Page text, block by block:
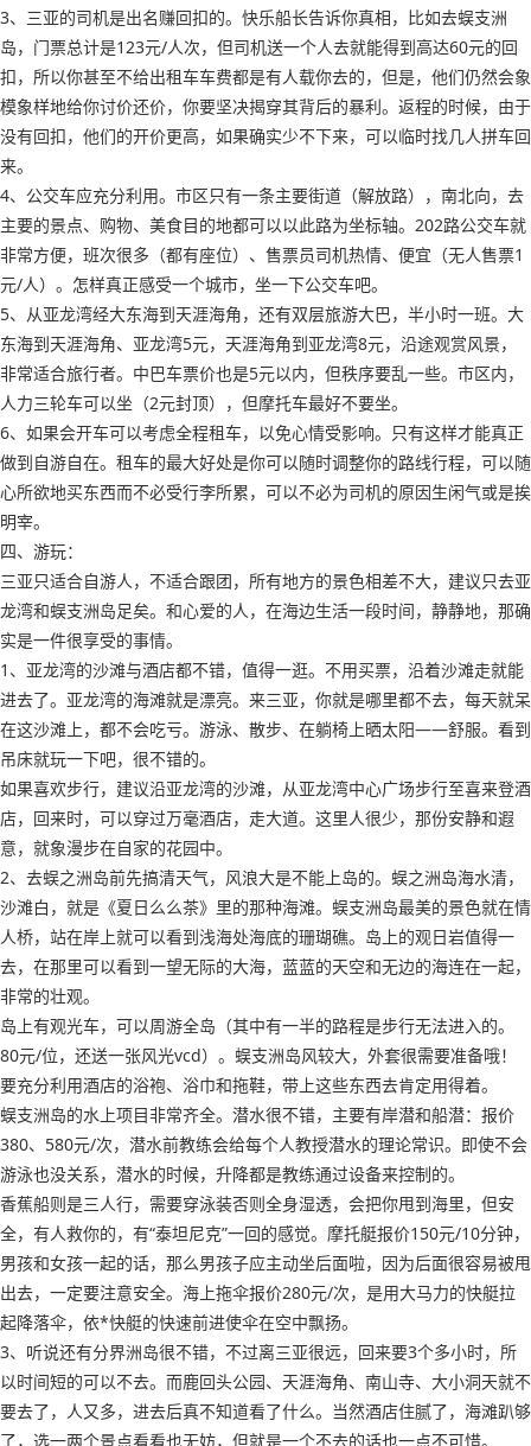
3、三亚的司机是出名赚回扣的。快乐船长告诉你真相，比如去蜈支洲
岛，门票总计是123元/人次，但司机送一个人去就能得到高达60元的回
扣，所以你甚至不给出租车车费都是有人载你去的，但是，他们仍然会象
模象样地给你讨价还价，你要坚决揭穿其背后的暴利。返程的时候，由于
没有回扣，他们的开价更高，如果确实少不下来，可以临时找几人拼车回
来。
4、公交车应充分利用。市区只有一条主要街道（解放路），南北向，去
主要的景点、购物、美食目的地都可以以此路为坐标轴。202路公交车就
非常方便，班次很多（都有座位）、售票员司机热情、便宜（无人售票1
元/人）。怎样真正感受一个城市，坐一下公交车吧。
5、从亚龙湾经大东海到天涯海角，还有双层旅游大巴，半小时一班。大
东海到天涯海角、亚龙湾5元，天涯海角到亚龙湾8元，沿途观赏风景，
非常适合旅行者。中巴车票价也是5元以内，但秩序要乱一些。市区内，
人力三轮车可以坐（2元封顶），但摩托车最好不要坐。
6、如果会开车可以考虑全程租车，以免心情受影响。只有这样才能真正
做到自游自在。租车的最大好处是你可以随时调整你的路线行程，可以随
心所欲地买东西而不必受行李所累，可以不必为司机的原因生闲气或是挨
明宰。
四、游玩：
三亚只适合自游人，不适合跟团，所有地方的景色相差不大，建议只去亚
龙湾和蜈支洲岛足矣。和心爱的人，在海边生活一段时间，静静地，那确
实是一件很享受的事情。
1、亚龙湾的沙滩与酒店都不错，值得一逛。不用买票，沿着沙滩走就能
进去了。亚龙湾的海滩就是漂亮。来三亚，你就是哪里都不去，每天就呆
在这沙滩上，都不会吃亏。游泳、散步、在躺椅上晒太阳——舒服。看到
吊床就玩一下吧，很不错的。
如果喜欢步行，建议沿亚龙湾的沙滩，从亚龙湾中心广场步行至喜来登酒
店，回来时，可以穿过万毫酒店，走大道。这里人很少，那份安静和遐
意，就象漫步在自家的花园中。
2、去蜈之洲岛前先搞清天气，风浪大是不能上岛的。蜈之洲岛海水清，
沙滩白，就是《夏日么么茶》里的那种海滩。蜈支洲岛最美的景色就在情
人桥，站在岸上就可以看到浅海处海底的珊瑚礁。岛上的观日岩值得一
去，在那里可以看到一望无际的大海，蓝蓝的天空和无边的海连在一起，
非常的壮观。
岛上有观光车，可以周游全岛（其中有一半的路程是步行无法进入的。
80元/位，还送一张风光vcd）。蜈支洲岛风较大，外套很需要准备哦！
要充分利用酒店的浴袍、浴巾和拖鞋，带上这些东西去肯定用得着。
蜈支洲岛的水上项目非常齐全。潜水很不错，主要有岸潜和船潜：报价
380、580元/次，潜水前教练会给每个人教授潜水的理论常识。即使不会
游泳也没关系，潜水的时候，升降都是教练通过设备来控制的。
香蕉船则是三人行，需要穿泳装否则全身湿透，会把你甩到海里，但安
全，有人救你的，有“泰坦尼克”一回的感觉。摩托艇报价150元/10分钟，
男孩和女孩一起的话，那么男孩子应主动坐后面啦，因为后面很容易被甩
出去，一定要注意安全。海上拖伞报价280元/次，是用大马力的快艇拉
起降落伞，依*快艇的快速前进使伞在空中飘扬。
3、听说还有分界洲岛很不错，不过离三亚很远，回来要3个多小时，所
以时间短的可以不去。而鹿回头公园、天涯海角、南山寺、大小洞天就不
要去了，人又多，进去后真不知道看了什么。当然酒店住腻了，海滩趴够
了，选一两个景点看看也无妨，但就是一个不去的话也一点不可惜。